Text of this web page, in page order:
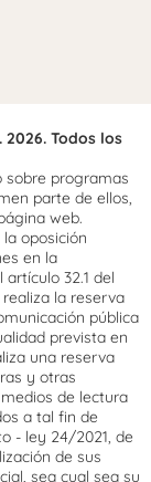
2026. Todos los
sobre programas
parte de ellos,
web.
oposición
en la
32.1 del
realiza la reserva
pública
prevista en
una reserva
y otras
de lectura
a tal fin de
- ley 24/2021, de
de sus
sea cual sea su